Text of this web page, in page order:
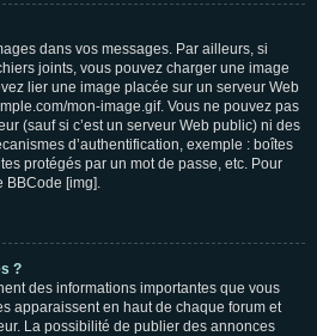
dans vos messages. Par ailleurs, si
joints, vous pouvez charger une image
lier une image placée sur un serveur Web
mon-image.gif. Vous ne pouvez pas
(sauf si c’est un serveur Web public) ni des
d’authentification, exemple : boîtes
protégés par un mot de passe, etc. Pour
BBCode [img].
?
des informations importantes que vous
apparaissent en haut de chaque forum et
La possibilité de publier des annonces